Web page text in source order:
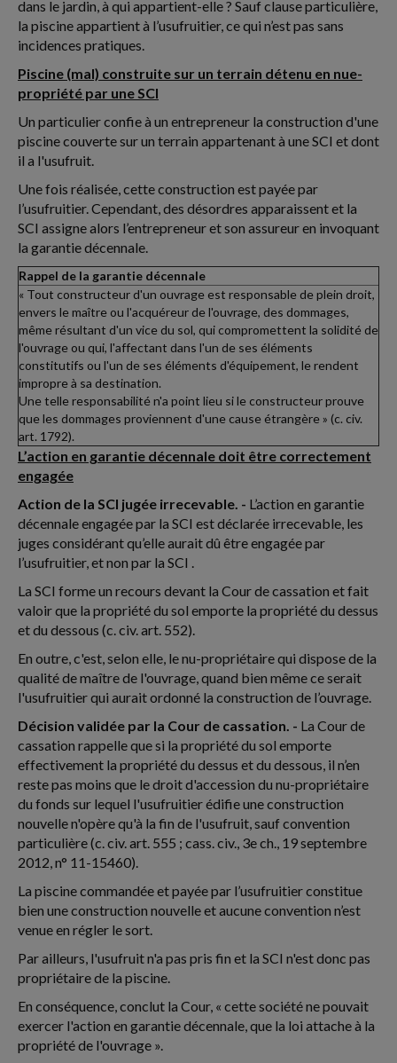
dans le jardin, à qui appartient-elle ? Sauf clause particulière,
la piscine appartient à l’usufruitier, ce qui n’est pas sans
incidences pratiques.
Piscine (mal) construite sur un terrain détenu en nue-
propriété par une SCI
Un particulier confie à un entrepreneur la construction d'une
piscine couverte sur un terrain appartenant à une SCI et dont
il a l'usufruit.
Une fois réalisée, cette construction est payée par
l’usufruitier. Cependant, des désordres apparaissent et la
SCI assigne alors l’entrepreneur et son assureur en invoquant
la garantie décennale.
Rappel de la garantie décennale
« Tout constructeur d'un ouvrage est responsable de plein droit,
envers le maître ou l'acquéreur de l'ouvrage, des dommages,
même résultant d'un vice du sol, qui compromettent la solidité de
l'ouvrage ou qui, l'affectant dans l'un de ses éléments
constitutifs ou l'un de ses éléments d'équipement, le rendent
impropre à sa destination.
Une telle responsabilité n'a point lieu si le constructeur prouve
que les dommages proviennent d'une cause étrangère » (c. civ.
art. 1792).
L’action en garantie décennale doit être correctement
engagée
Action de la SCI jugée irrecevable. - L’action en garantie
décennale engagée par la SCI est déclarée irrecevable, les
juges considérant qu’elle aurait dû être engagée par
l’usufruitier, et non par la SCI .
La SCI forme un recours devant la Cour de cassation et fait
valoir que la propriété du sol emporte la propriété du dessus
et du dessous (c. civ. art. 552).
En outre, c'est, selon elle, le nu-propriétaire qui dispose de la
qualité de maître de l'ouvrage, quand bien même ce serait
l'usufruitier qui aurait ordonné la construction de l’ouvrage.
Décision validée par la Cour de cassation. - La Cour de
cassation rappelle que si la propriété du sol emporte
effectivement la propriété du dessus et du dessous, il n’en
reste pas moins que le droit d'accession du nu-propriétaire
du fonds sur lequel l'usufruitier édifie une construction
nouvelle n'opère qu'à la fin de l'usufruit, sauf convention
particulière (c. civ. art. 555 ; cass. civ., 3e ch., 19 septembre
2012, n° 11-15460).
La piscine commandée et payée par l’usufruitier constitue
bien une construction nouvelle et aucune convention n’est
venue en régler le sort.
Par ailleurs, l'usufruit n'a pas pris fin et la SCI n'est donc pas
propriétaire de la piscine.
En conséquence, conclut la Cour, « cette société ne pouvait
exercer l'action en garantie décennale, que la loi attache à la
propriété de l'ouvrage ».